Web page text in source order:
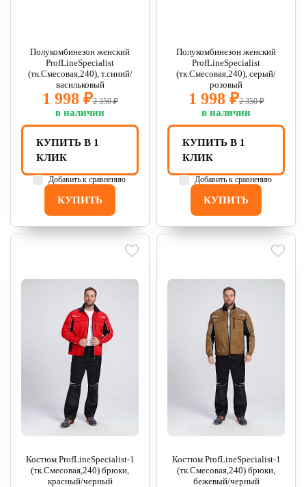
Полукомбинезон женский
ProfLineSpecialist
(тк.Смесовая,240), т.синий/
васильковый
1 998 ₽2 350 ₽
в наличии
КУПИТЬ
КУПИТЬ В 1
КЛИК
Добавить к сравнению
Полукомбинезон женский
ProfLineSpecialist
(тк.Смесовая,240), серый/
розовый
1 998 ₽2 350 ₽
в наличии
КУПИТЬ
КУПИТЬ В 1
КЛИК
Добавить к сравнению
Костюм ProfLineSpecialist-1
(тк.Смесовая,240) брюки,
красный/черный
Костюм ProfLineSpecialist-1
(тк.Смесовая,240) брюки,
бежевый/черный